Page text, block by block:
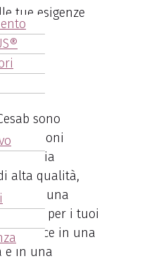
tue esigenze
sono
alta qualità,
una
per i tuoi
traduce in una
e in una